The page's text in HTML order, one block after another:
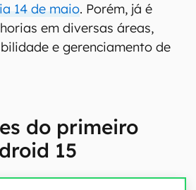
14 de maio. Porém, já é
em diversas áreas,
e gerenciamento de
do primeiro
15